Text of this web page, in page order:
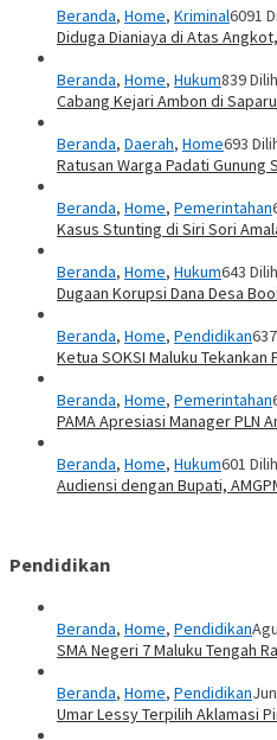
Beranda, Home, Kriminal6091
Diduga Dianiaya di Atas
Beranda, Home, Hukum839
Cabang Kejari Ambon di
Beranda, Daerah, Home693
Ratusan Warga Padati
Beranda, Home, Pemerintahan
Kasus Stunting di Siri Sori
Beranda, Home, Hukum643
Dugaan Korupsi Dana Desa
Beranda, Home, Pendidikan
Ketua SOKSI Maluku
Beranda, Home, Pemerintahan
PAMA Apresiasi Manager PLN
Beranda, Home, Hukum601
Audiensi dengan Bupati,
Pendidikan
Beranda, Home, Pendidikan
SMA Negeri 7 Maluku Tengah
Beranda, Home, Pendidikan
Umar Lessy Terpilih Aklamasi